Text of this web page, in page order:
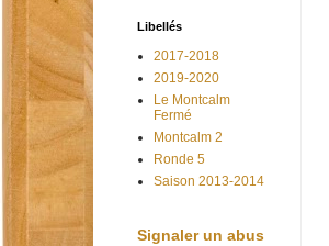
Libellés
2017-2018
2019-2020
Le Montcalm
Fermé
Montcalm 2
Ronde 5
Saison 2013-2014
Signaler un abus